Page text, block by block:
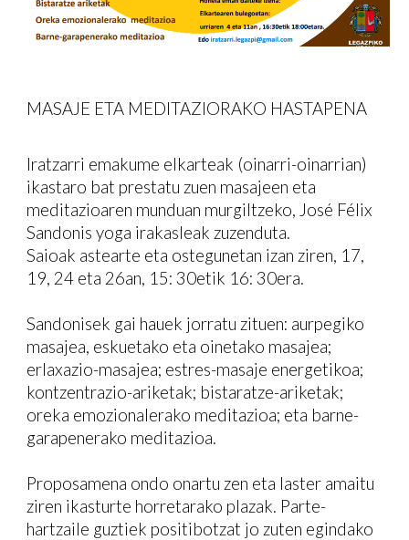
MASAJE ETA MEDITAZIORAKO HASTAPENA
Iratzarri emakume elkarteak (oinarri-oinarrian)
ikastaro bat prestatu zuen masajeen eta
meditazioaren munduan murgiltzeko, José Félix
Sandonis yoga irakasleak zuzenduta.
Saioak astearte eta ostegunetan izan ziren, 17,
19, 24 eta 26an, 15: 30etik 16: 30era.
Sandonisek gai hauek jorratu zituen: aurpegiko
masajea, eskuetako eta oinetako masajea;
erlaxazio-masajea; estres-masaje energetikoa;
kontzentrazio-ariketak; bistaratze-ariketak;
oreka emozionalerako meditazioa; eta barne-
garapenerako meditazioa.
Proposamena ondo onartu zen eta laster amaitu
ziren ikasturte horretarako plazak. Parte-
hartzaile guztiek positibotzat jo zuten egindako